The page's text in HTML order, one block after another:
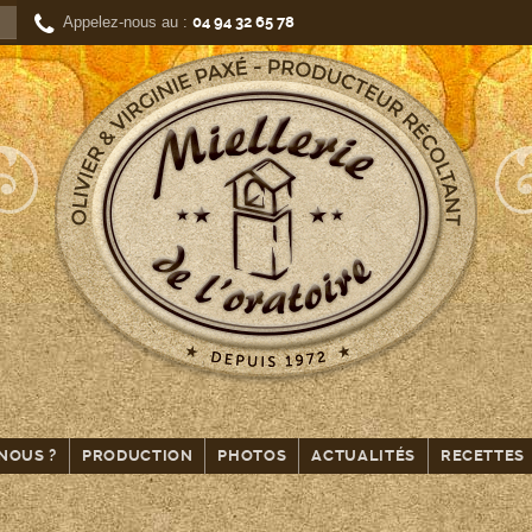
Appelez-nous au : 04 94 32 65 78
? PRODUCTION PHOTOS ACTUALITÉS RECETTES